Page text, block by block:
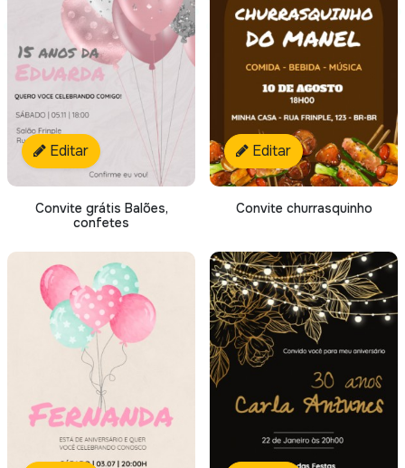
Editar
Convite grátis Balões,
confetes
Editar
Convite churrasquinho